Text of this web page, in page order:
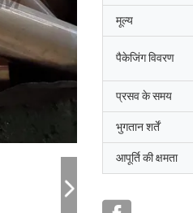
मूल्य
पैकेजिंग विवरण
प्रसव के समय
भुगतान शर्तें
आपूर्ति की क्षमता